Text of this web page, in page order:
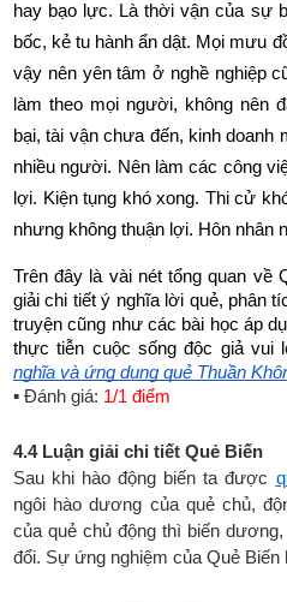
hay bạo lực. Là thời vận của sự
bốc, kẻ tu hành ẩn dật. Mọi mưu
vậy nên yên tâm ở nghề nghiệp
làm theo mọi người, không nên
bại, tài vận chưa đến, kinh
nhiều người. Nên làm các công
lợi. Kiện tụng khó xong. Thi cử
nhưng không thuận lợi. Hôn nhân
Trên đây là vài nét tổng quan về
giải chi tiết ý nghĩa lời quẻ, phân
truyện cũng như các bài học áp
thực tiễn cuộc sống độc giả vui
nghĩa và ứng dụng quẻ Thuần
▪ Đánh giá: 1/1 điểm
4.4 Luận giải chi tiết Quẻ Biến
Sau khi hào động biến ta được
ngôi hào dương của quẻ chủ,
của quẻ chủ động thì biến
đổi. Sự ứng nghiệm của Quẻ Biến